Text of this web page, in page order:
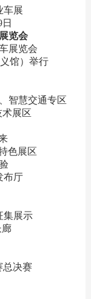
车展
览会
展览会
馆）举行
智慧交通专区
展区
色展区
布厅
集展示
廊
总决赛